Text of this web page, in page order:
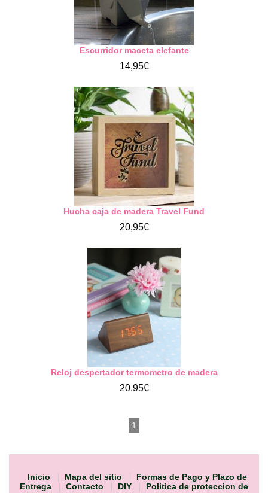
Escurridor maceta elefante
14,95€
Hucha caja de madera Travel Fund
20,95€
Reloj despertador termometro de madera
20,95€
1
Inicio Mapa del sitio
Formas de Pago y Plazo de
Entrega
Contacto DIY
Politica de proteccion de